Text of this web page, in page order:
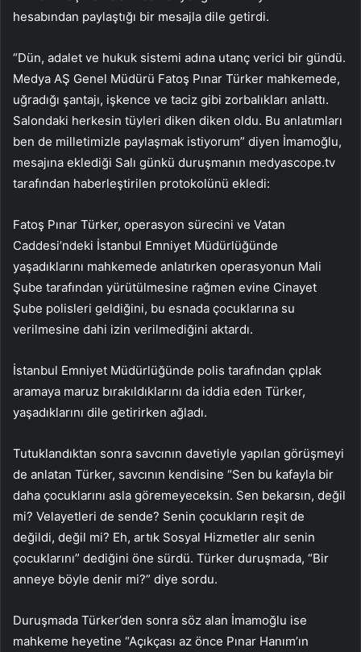
hesabından paylaştığı bir mesajla dile getirdi.
“Dün, adalet ve hukuk sistemi adına utanç verici bir gündü.
Medya AŞ Genel Müdürü Fatoş Pınar Türker mahkemede,
uğradığı şantajı, işkence ve taciz gibi zorbalıkları anlattı.
Salondaki herkesin tüyleri diken diken oldu. Bu anlatımları
ben de milletimizle paylaşmak istiyorum” diyen İmamoğlu,
mesajına eklediği Salı günkü duruşmanın medyascope.tv
tarafından haberleştirilen protokolünü ekledi:
Fatoş Pınar Türker, operasyon sürecini ve Vatan
Caddesi’ndeki İstanbul Emniyet Müdürlüğünde
yaşadıklarını mahkemede anlatırken operasyonun Mali
Şube tarafından yürütülmesine rağmen evine Cinayet
Şube polisleri geldiğini, bu esnada çocuklarına su
verilmesine dahi izin verilmediğini aktardı.
İstanbul Emniyet Müdürlüğünde polis tarafından çıplak
aramaya maruz bırakıldıklarını da iddia eden Türker,
yaşadıklarını dile getirirken ağladı.
Tutuklandıktan sonra savcının davetiyle yapılan görüşmeyi
de anlatan Türker, savcının kendisine “Sen bu kafayla bir
daha çocuklarını asla göremeyeceksin. Sen bekarsın, değil
mi? Velayetleri de sende? Senin çocukların reşit de
değildi, değil mi? Eh, artık Sosyal Hizmetler alır senin
çocuklarını” dediğini öne sürdü. Türker duruşmada, “Bir
anneye böyle denir mi?” diye sordu.
Duruşmada Türker’den sonra söz alan İmamoğlu ise
mahkeme heyetine “Açıkçası az önce Pınar Hanım’ın